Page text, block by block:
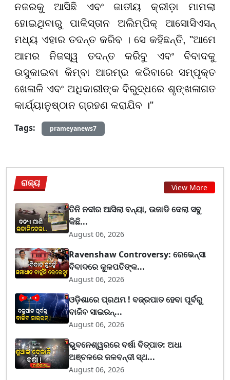
ନଜରକୁ ଆସିଛି ଏବଂ ଜାତୀୟ କ୍ରୀଡ଼ା ମାମଲା
ହୋଇଥିବାରୁ ପାକିସ୍ତାନ ଅଲିମ୍ପିକ୍ ଆସୋସିଏସନ୍
ମଧ୍ୟ ଏହାର ତଦନ୍ତ କରିବ । ସେ କହିଛନ୍ତି, "ଆମେ
ଆମର ନିଜସ୍ୱ ତଦନ୍ତ କରିବୁ ଏବଂ ବିବାଦକୁ
ଉସୁକାଇବା କିମ୍ବା ଆରମ୍ଭ କରିବାରେ ସମ୍ପୃକ୍ତ
ଖେଳାଳି ଏବଂ ଅଧିକାରୀଙ୍କ ବିରୁଦ୍ଧରେ ଶୃଙ୍ଖଳାଗତ
କାର୍ଯ୍ୟାନୁଷ୍ଠାନ ଗ୍ରହଣ କରାଯିବ ।"
Tags:
prameyanews7
ରାଜ୍ୟ View More
ତିନି ନଦୀର ଆସିଲା ବନ୍ୟା, ଉଜାଡି ଦେଲା ସବୁ
କିଛି...
August 06, 2026
Ravenshaw Controversy: ରେଭେନ୍ସା
ବିବାଦରେ କୁଳପତିଙ୍କ...
August 06, 2026
ଓଡ଼ିଶାରେ ପ୍ରଥମ ! ବଜ୍ରପାତ ହେବା ପୂର୍ବରୁ
ବାଜିବ ସାଇରନ୍...
August 06, 2026
ଭୁବନେଶ୍ୱରରେ ବର୍ଷା ବିତ୍ପାତ: ଅଧା
ଅଞ୍ଚଳରେ ଜଳବନ୍ଦୀ ସ୍ଥ...
August 06, 2026